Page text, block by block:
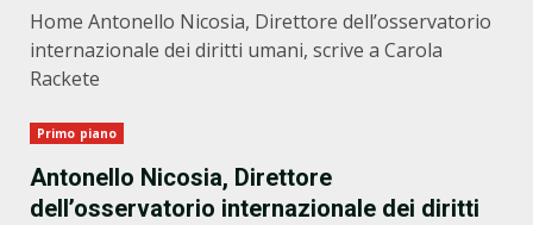
Home Antonello Nicosia, Direttore dell’osservatorio
internazionale dei diritti umani, scrive a Carola
Rackete
Primo piano
Antonello Nicosia, Direttore
dell’osservatorio internazionale dei diritti